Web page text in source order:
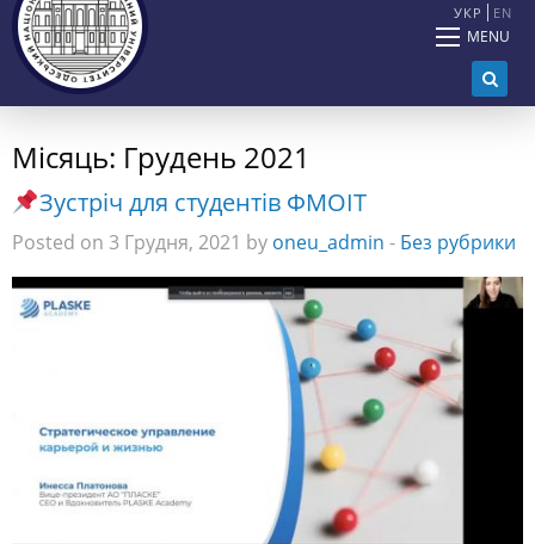
УКР EN
MENU
Місяць: Грудень 2021
Зустріч для студентів ФМОІТ
Posted on 3 Грудня, 2021 by oneu_admin - Без рубрики